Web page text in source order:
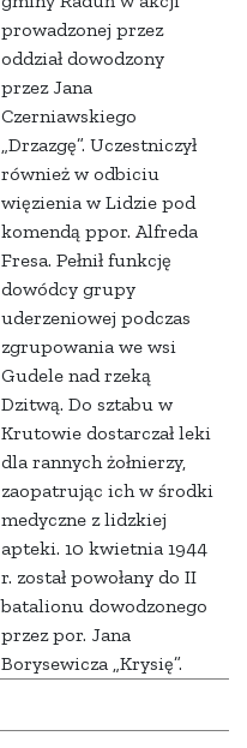
prowadzonej przez
oddział dowodzony
przez Jana
Czerniawskiego
„Drzazgę”. Uczestniczył
również w odbiciu
więzienia w Lidzie pod
komendą ppor. Alfreda
Fresa. Pełnił funkcję
dowódcy grupy
uderzeniowej podczas
zgrupowania we wsi
Gudele nad rzeką
Dzitwą. Do sztabu w
Krutowie dostarczał leki
dla rannych żołnierzy,
zaopatrując ich w środki
medyczne z lidzkiej
apteki. 10 kwietnia 1944
r. został powołany do II
batalionu dowodzonego
przez por. Jana
Borysewicza „Krysię”.